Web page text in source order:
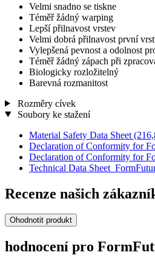
Velmi snadno se tiskne
Téměř žádný warping
Lepší přilnavost vrstev
Velmi dobrá přilnavost první
Vylepšená pevnost a odolnost
Téměř žádný zápach při
Biologicky rozložitelný
Barevná rozmanitost
Rozměry cívek
Soubory ke stažení
Material Safety Data Sheet
Declaration of Conformity for
Declaration of Conformity for
Technical Data
Recenze našich
Ohodnotit produkt
hodnocení pro